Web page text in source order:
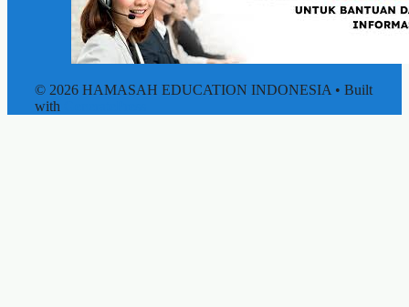
© 2026 HAMASAH EDUCATION INDONESIA • Built
with